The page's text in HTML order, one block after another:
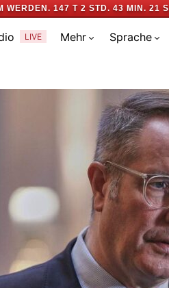
WERDEN. 147 T 2 STD. 43 MIN. 21
LIVE Mehr Sprache